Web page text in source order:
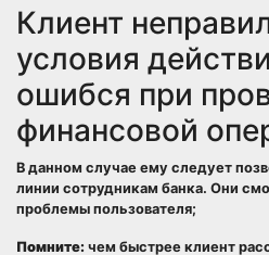
Клиент
условия
ошибся при
финансовой
В данном случае ему следует
линии сотрудникам банка. Они
проблемы пользователя;
Помните: чем быстрее клиент